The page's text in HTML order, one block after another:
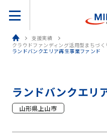
ホーム支援実績
クラウドファンディング活用型まちづ
ランドバンクエリア再生事業ファンド
ランドバンクエリ
山形県上山市